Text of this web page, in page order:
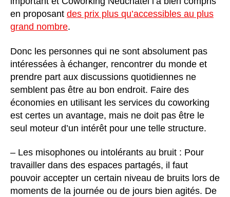
en proposant des prix plus qu’accessibles au plus
grand nombre.
Donc les personnes qui ne sont absolument pas
intéressées à échanger, rencontrer du monde et
prendre part aux discussions quotidiennes ne
semblent pas être au bon endroit. Faire des
économies en utilisant les services du coworking
est certes un avantage, mais ne doit pas être le
seul moteur d’un intérêt pour une telle structure.
– Les misophones ou intolérants au bruit : Pour
travailler dans des espaces partagés, il faut
pouvoir accepter un certain niveau de bruits lors de
moments de la journée ou de jours bien agités. De